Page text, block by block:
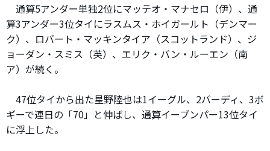
通算5アンダー単独2位にマッテオ・マナセロ（伊）、通
算3アンダー3位タイにラスムス・ホイガールト（デンマー
ク）、ロバート・マッキンタイア（スコットランド）、ジ
ョーダン・スミス（英）、エリク・バン・ルーエン（南
ア）が続く。
47位タイから出た星野陸也は1イーグル、2バーディ、3ボ
ギーで連日の「70」と伸ばし、通算イーブンパー13位タイ
に浮上した。